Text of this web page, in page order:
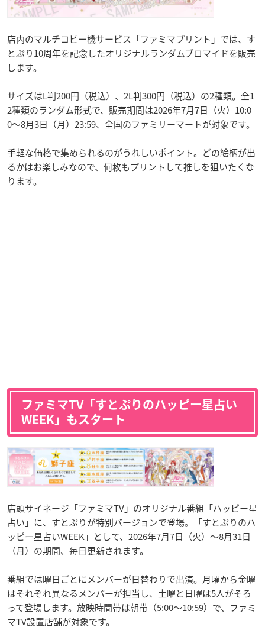
店内のマルチコピー機サービス「ファミマプリント」では、す
とぷり10周年を記念したオリジナルランダムブロマイドを販売
します。
サイズはL判200円（税込）、2L判300円（税込）の2種類。全1
2種類のランダム形式で、販売期間は2026年7月7日（火）10:0
0〜8月3日（月）23:59、全国のファミリーマートが対象です。
手軽な価格で集められるのがうれしいポイント。どの絵柄が出
るかはお楽しみなので、何枚もプリントして推しを狙いたくな
ります。
ファミマTV「すとぷりのハッピー星占い
WEEK」もスタート
店頭サイネージ「ファミマTV」のオリジナル番組「ハッピー星
占い」に、すとぷりが特別バージョンで登場。「すとぷりのハ
ッピー星占いWEEK」として、2026年7月7日（火）〜8月31日
（月）の期間、毎日更新されます。
番組では曜日ごとにメンバーが日替わりで出演。月曜から金曜
はそれぞれ異なるメンバーが担当し、土曜と日曜は5人がそろ
って登場します。放映時間帯は朝帯（5:00〜10:59）で、ファミ
マTV設置店舗が対象です。